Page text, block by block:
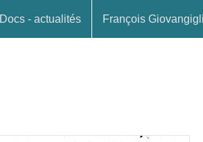
Docs - actualités François Giovangigli